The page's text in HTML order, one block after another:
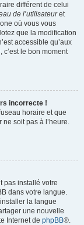
différent de celui
de l’utilisateuret
où vous vous
que la modification
accessible qu’aux
c’est le bon moment
incorrecte !
horaire et que
ne soit pas à l’heure.
pas installé votre
dans votre langue.
la langue
une nouvelle
Internet de phpBB®.